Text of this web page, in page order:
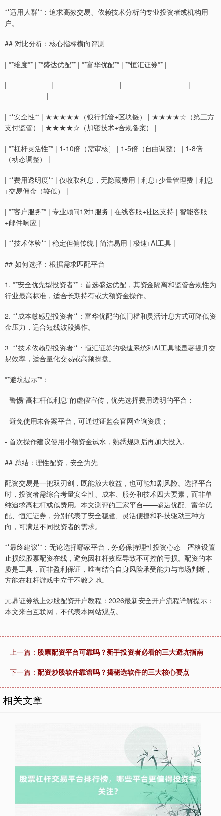
**适用人群**：追求高效交易、依赖技术分析的专业投资者或机构用
户。
## 对比分析：核心指标横向评测
| **维度** | **盛达优配** | **富华优配** | **恒汇证券** |
|------------------|---------------------------|---------------------------|----------
-----------------|
| **安全性** | ★★★★★（银行托管+区块链） | ★★★★☆（第三方
支付监管） | ★★★★☆（加密技术+合规备案） |
| **杠杆灵活性** | 1-10倍（需审核） | 1-5倍（自由调整） | 1-8倍
（动态调整） |
| **费用透明度** | 仅收取利息，无隐藏费用 | 利息+少量管理费 | 利息
+交易佣金（较低） |
| **客户服务** | 专业顾问1对1服务 | 在线客服+社区支持 | 智能客服
+邮件响应 |
| **技术体验** | 稳定但偏传统 | 简洁易用 | 极速+AI工具 |
## 如何选择：根据需求匹配平台
1. **安全优先型投资者**：首选盛达优配，其资金隔离和监管合规性为
行业最高标准，适合长期持有或大额资金操作。
2. **成本敏感型投资者**：富华优配的低门槛和灵活计息方式可降低资
金压力，适合短线波段操作。
3. **技术依赖型投资者**：恒汇证券的极速系统和AI工具能显著提升交
易效率，适合量化交易或高频操盘。
**避坑提示**：
- 警惕“高杠杆低利息”的虚假宣传，优先选择费用透明的平台；
- 避免使用未备案平台，可通过证监会官网查询资质；
- 首次操作建议使用小额资金试水，熟悉规则后再加大投入。
## 总结：理性配资，安全为先
配资交易是一把双刃剑，既能放大收益，也可能加剧风险。选择平台
时，投资者需综合考量安全性、成本、服务和技术四大要素，而非单
纯追求高杠杆或低费用。本文测评的三家平台——盛达优配、富华优
配、恒汇证券，分别代表了安全稳健、灵活便捷和科技驱动三种方
向，可满足不同投资者的需求。
**最终建议**：无论选择哪家平台，务必保持理性投资心态，严格设置
止损线股票配资在线，避免因杠杆效应导致不可控的亏损。配资的本
质是工具，而非盈利保证，唯有结合自身风险承受能力与市场判断，
方能在杠杆游戏中立于不败之地。
元鼎证券线上炒股配资开户教程：2026最新安全开户流程详解提示：
本文来自互联网，不代表本网站观点。
上一篇： 股票配资平台可靠吗？新手投资者必看的三大避坑指南
下一篇： 配资炒股软件靠谱吗？揭秘选软件的三大核心要点
相关文章
+26.56 +0.67%